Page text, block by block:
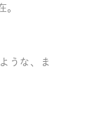
うな、ま